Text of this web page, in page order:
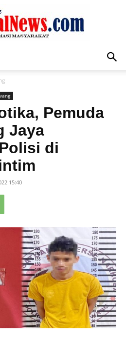
Global
News
Pemuda
Jaya
di
15:40